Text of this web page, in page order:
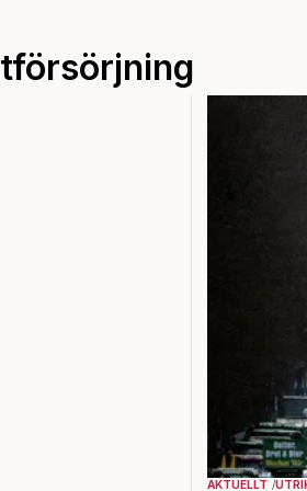
AKTUELLT